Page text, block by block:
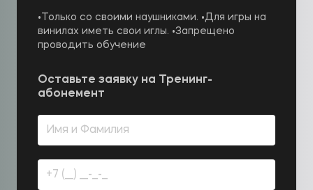
•Только со своими наушниками. •Для игры на
винилах иметь свои иглы. •Запрещено
проводить обучение
Оставьте заявку на Тренинг-
абонемент